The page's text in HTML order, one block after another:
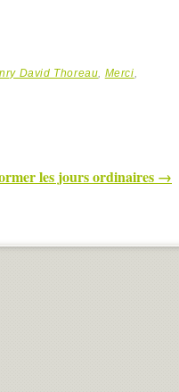
David Thoreau, Merci,
les jours ordinaires →